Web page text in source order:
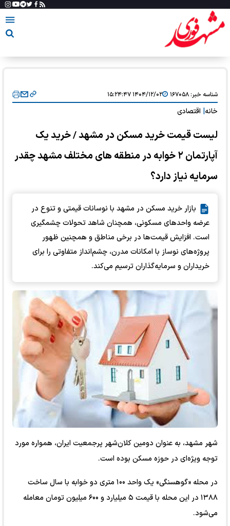
شناسه خبر:۱۶۷۰۵۸ ۱۴۰۴/۱۲/۰۲ ۱۵:۲۴:۴۷
خانه اقتصادی
لیست قیمت خرید مسکن در مشهد / خرید یک
آپارتمان ۲ خوابه در منطقه های مختلف مشهد چقدر
سرمایه نیاز دارد؟
بازار خرید مسکن در مشهد با نوسانات قیمتی و تنوع در
عرضه واحدهای مسکونی، همچنان شاهد تحولات چشمگیری
است. افزایش قیمت‌ها در برخی مناطق و همچنین ظهور
پروژه‌های نوساز با امکانات مدرن، چشم‌انداز متفاوتی را برای
خریداران و سرمایه‌گذاران ترسیم می‌کند.
شهر مشهد، به عنوان دومین کلان‌شهر پرجمعیت ایران، همواره مورد
توجه ویژه‌ای در حوزه مسکن بوده است.
در محله «گوهسنگی» یک واحد ۱۰۰ متری دو خوابه با سال ساخت
۱۳۸۸ در این محله با قیمت ۵ میلیارد و ۶۰۰ میلیون تومان معامله
می‌شود.